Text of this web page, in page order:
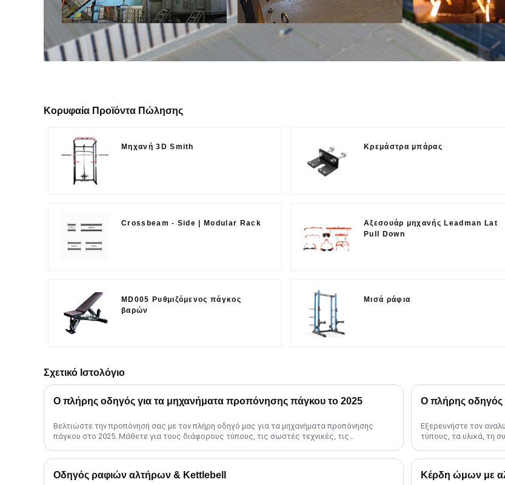
Κορυφαία Προϊόντα Πώλησης
Μηχανή 3D Smith Κρεμάστρα μπάρας
Crossbeam - Side | Modular Rack
Αξεσουάρ μηχανής Leadman Lat
Pull Down
MD005 Ρυθμιζόμενος πάγκος
βαρών
Μισά ράφια
Σχετικό Ιστολόγιο
Ο πλήρης οδηγός για τα μηχανήματα προπόνησης πάγκου το 2025
Βελτιώστε την προπόνησή σας με τον πλήρη οδηγό μας για τα μηχανήματα προπόνησης
πάγκου στο 2025. Μάθετε για τους διάφορους τύπους, τις σωστές τεχνικές, τις
Ο πλήρης οδηγός
Εξερευνήστε τον
τύπους, τα υλικά, τη
Οδηγός ραφιών αλτήρων & Kettlebell Κέρδη ώμων με